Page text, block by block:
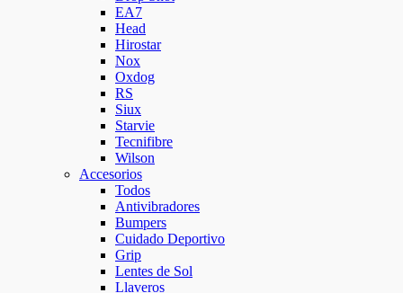
EA7
Head
Hirostar
Nox
Oxdog
RS
Siux
Starvie
Tecnifibre
Wilson
Accesorios
Todos
Antivibradores
Bumpers
Cuidado Deportivo
Grip
Lentes de Sol
Llaveros